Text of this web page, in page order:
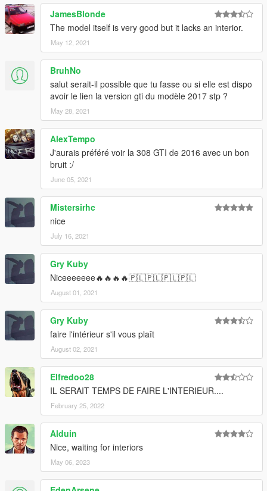
Credits
Model : Squir | Conversion : .Kilian
JamesBlonde
The model itself is very good but it lacks an interior.
May 12, 2021
BruhNo
salut serait-il possible que tu fasse ou si elle est dispo
avoir le lien la version gti du modèle 2017 stp ?
May 28, 2021
AlexTempo
J'aurais préféré voir la 308 GTI de 2016 avec un bon
bruit :/
June 05, 2021
Mistersirhc
nice
July 16, 2021
Gry Kuby
Niceeeeeee🔥🔥🔥🔥🇵🇱🇵🇱🇵🇱🇵🇱
August 01, 2021
Gry Kuby
faire l'intérieur s'il vous plaît
August 02, 2021
Elfredoo28
IL SERAIT TEMPS DE FAIRE L'INTERIEUR....
February 25, 2022
Alduin
Nice, waiting for interiors
May 06, 2023